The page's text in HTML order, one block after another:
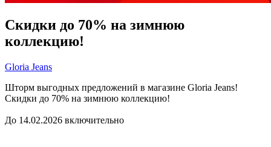
Скидки до 70% на зимнюю
коллекцию!
Gloria Jeans
Шторм выгодных предложений в магазине Gloria Jeans!
Скидки до 70% на зимнюю коллекцию!
До 14.02.2026 включительно